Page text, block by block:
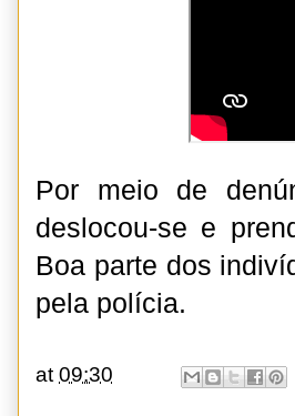
Por meio de
deslocou-se e
Boa parte dos
pela polícia.
at09:30